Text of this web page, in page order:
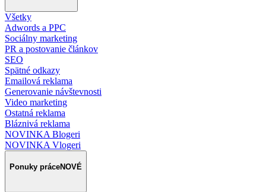
Všetky
Adwords a PPC
Sociálny marketing
PR a postovanie článkov
SEO
Spätné odkazy
Emailová reklama
Generovanie návštevnosti
Video marketing
Ostatná reklama
Bláznivá reklama
NOVINKA Blogeri
NOVINKA Vlogeri
Ponuky práceNOVÉ